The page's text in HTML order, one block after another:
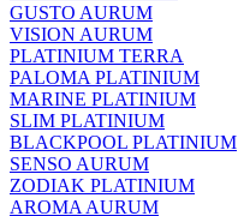
GUSTO AURUM
VISION AURUM
PLATINIUM TERRA
PALOMA PLATINIUM
MARINE PLATINIUM
SLIM PLATINIUM
BLACKPOOL PLATINIUM
SENSO AURUM
ZODIAK PLATINIUM
AROMA AURUM